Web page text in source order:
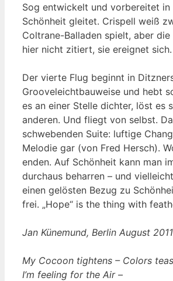
Sog entwickelt und vorbereitet in
Schönheit gleitet. Crispell weiß
Coltrane-Balladen spielt, aber
hier nicht zitiert, sie ereignet sich.
Der vierte Flug beginnt in
Grooveleichtbauweise und hebt
es an einer Stelle dichter, löst es
anderen. Und fliegt von selbst.
schwebenden Suite: luftige
Melodie gar (von Fred Hersch).
enden. Auf Schönheit kann man
durchaus beharren – und
einen gelösten Bezug zu
frei. „Hope“ is the thing with
Jan Künemund, Berlin August 2011
My Cocoon tightens – Colors
I’m feeling for the Air –